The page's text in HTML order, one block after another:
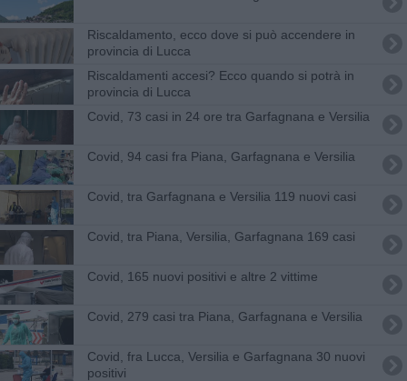
Riscaldamento, ecco dove si può accendere in
provincia di Lucca
Riscaldamenti accesi? Ecco quando si potrà in
provincia di Lucca
Covid, 73 casi in 24 ore tra Garfagnana e Versilia
Covid, 94 casi fra Piana, Garfagnana e Versilia
Covid, tra Garfagnana e Versilia 119 nuovi casi
Covid, tra Piana, Versilia, Garfagnana 169 casi
Covid, 165 nuovi positivi e altre 2 vittime
Covid, 279 casi tra Piana, Garfagnana e Versilia
Covid, fra Lucca, Versilia e Garfagnana 30 nuovi
positivi